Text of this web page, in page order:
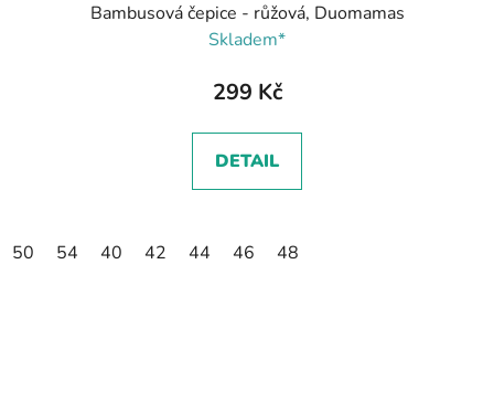
Bambusová čepice - růžová, Duomamas
Skladem*
299 Kč
DETAIL
50 54 40 42 44 46 48